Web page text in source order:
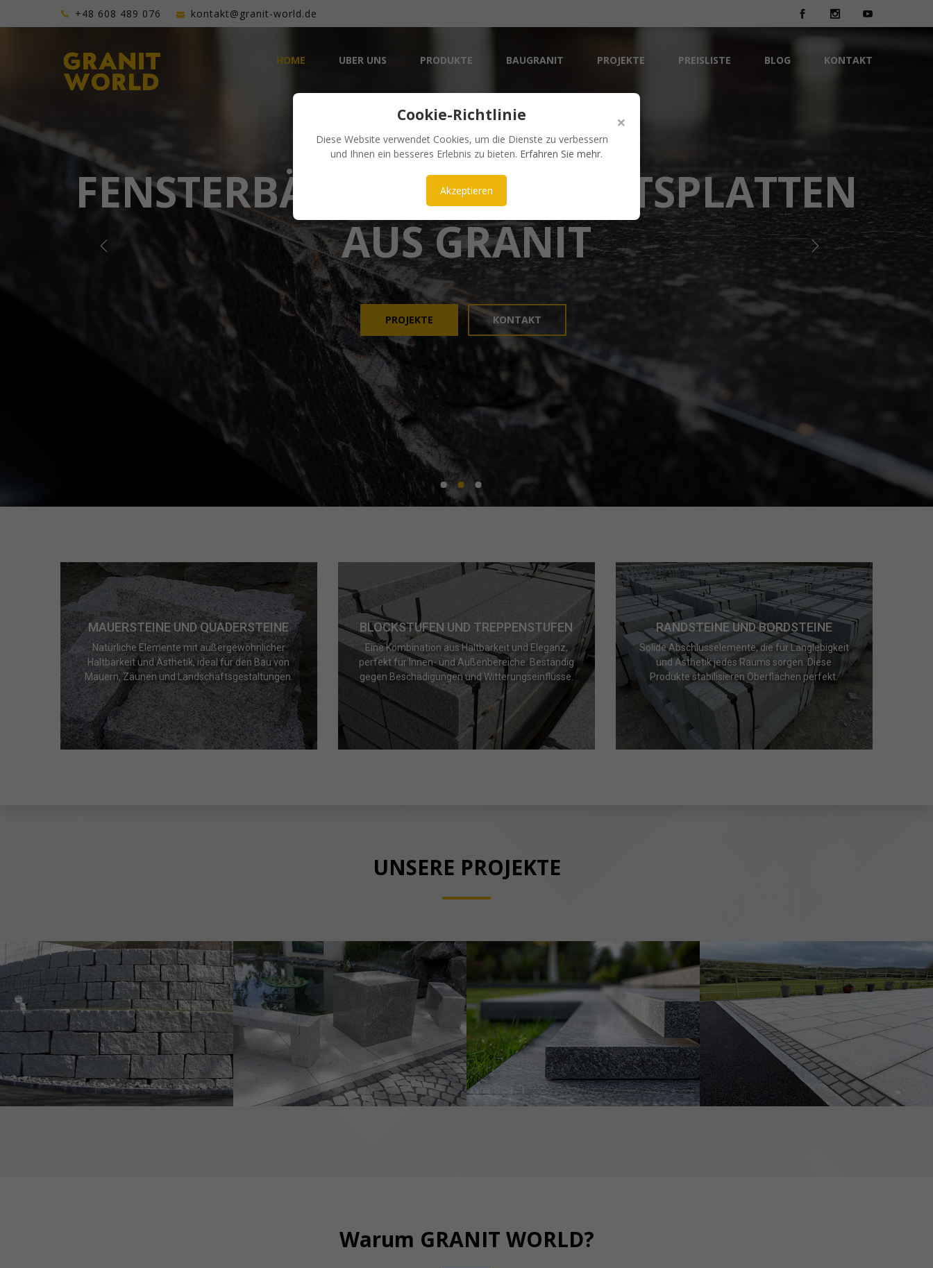
×
Cookie-Richtlinie
Diese Website verwendet Cookies, um die Dienste zu verbessern
und Ihnen ein besseres Erlebnis zu bieten. Erfahren Sie mehr.
Akzeptieren
+48 608 489 076 kontakt@granit-world.de
HOME UBER UNS PRODUKTE BAUGRANIT PROJEKTE PREISLISTE BLOG KONTAKT
ÄSTHETISCH UND ZEITLOS
FENSTERBÄNKE UND ARBEITSPLATTEN
AUS GRANIT
PROJEKTE KONTAKT
MAUERSTEINE UND QUADERSTEINE
Natürliche Elemente mit außergewöhnlicher
Haltbarkeit und Ästhetik, ideal für den Bau von
Mauern, Zäunen und Landschaftsgestaltungen.
BLOCKSTUFEN UND TREPPENSTUFEN
Eine Kombination aus Haltbarkeit und Eleganz,
perfekt für Innen- und Außenbereiche. Beständig
gegen Beschädigungen und Witterungseinflüsse.
RANDSTEINE UND BORDSTEINE
Solide Abschlusselemente, die für Langlebigkeit
und Ästhetik jedes Raums sorgen. Diese
Produkte stabilisieren Oberflächen perfekt.
UNSERE PROJEKTE
Warum GRANIT WORLD?